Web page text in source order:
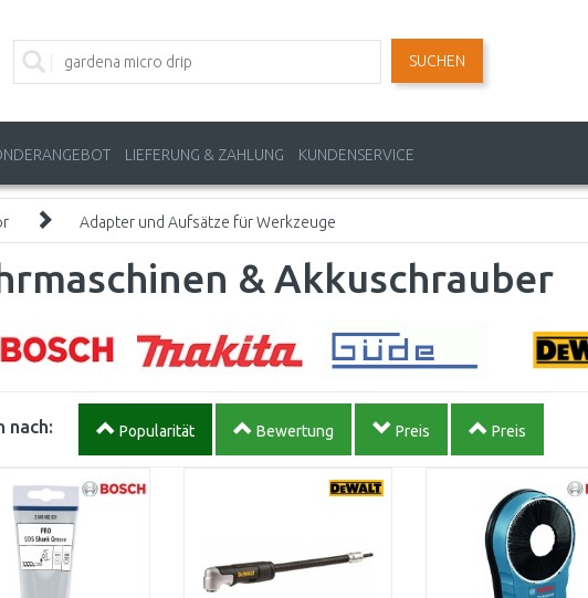
SUCHEN
LIEFERUNG & ZAHLUNG KUNDENSERVICE
Adapter und Aufsätze für Werkzeuge
& Akkuschrauber
nach: Popularität Bewertung Preis Preis